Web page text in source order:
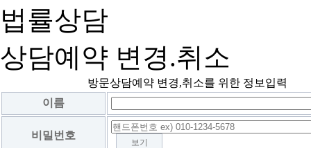
법률상담
상담예약 변경.취소
방문상담예약 변경,취소를 위한 정보입력
이름
비밀번호
보기